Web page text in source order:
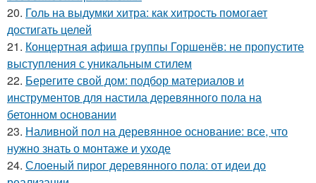
20. Голь на выдумки хитра: как хитрость помогает
достигать целей
21. Концертная афиша группы Горшенёв: не пропустите
выступления с уникальным стилем
22. Берегите свой дом: подбор материалов и
инструментов для настила деревянного пола на
бетонном основании
23. Наливной пол на деревянное основание: все, что
нужно знать о монтаже и уходе
24. Слоеный пирог деревянного пола: от идеи до